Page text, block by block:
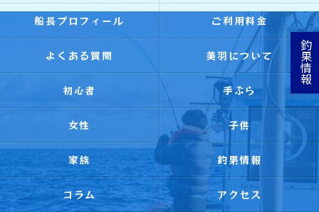
釣果情報
船長プロフィール ご利用料金
よくある質問 美羽について
初心者 手ぶら
女性 子供
家族 釣果情報
コラム アクセス